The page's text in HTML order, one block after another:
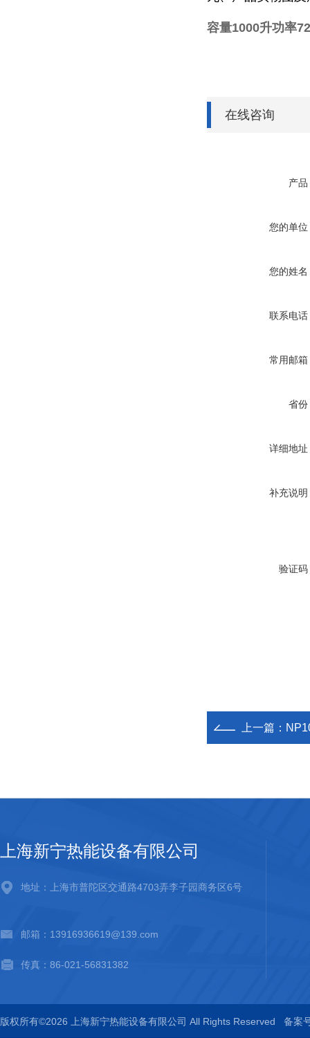
容量1000升功率
在线咨询
产品
您的单位
您的姓名
联系电话
常用邮箱
省份
详细地址
补充说明
验证码
上一篇：
上海新宁热能设备有限公司
地址：上海市普陀区交通路4703弄李子园商务区6号
邮箱：13916936619@139.com
传真：86-021-56831382
版权所有©2026 上海新宁热能设备有限公司 All Rights Reserved 备案